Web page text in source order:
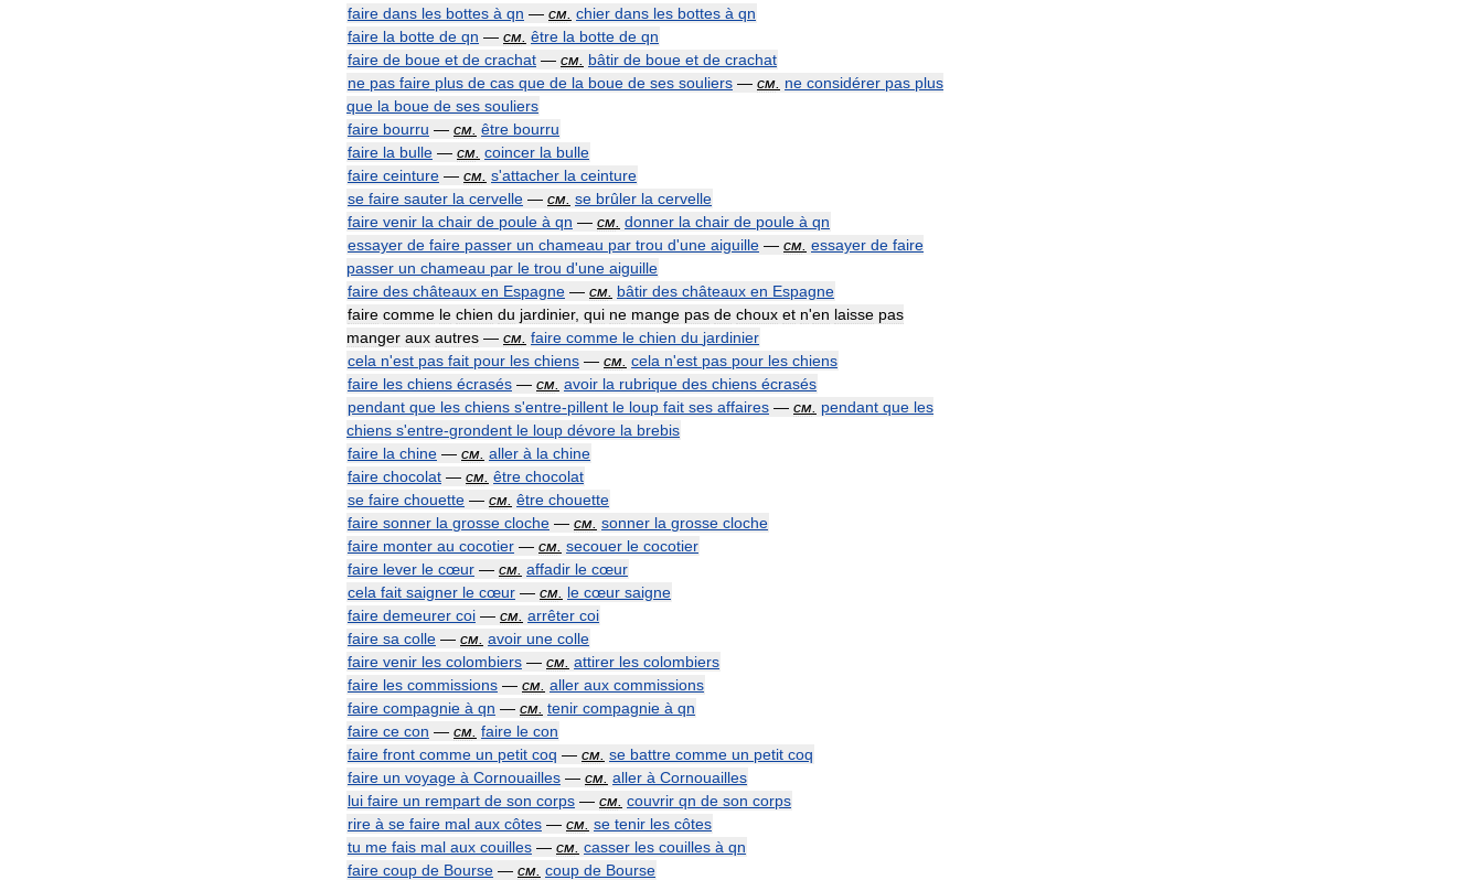
faire dans les bottes à qn — см chier dans les bottes à qn
faire la botte de qn — см être la botte de qn
faire de boue et de crachat — см bâtir de boue et de crachat
ne pas faire plus de cas que de la boue de ses souliers — см ne considérer pas plus
que la boue de ses souliers
faire bourru — см être bourru
faire la bulle — см coincer la bulle
faire ceinture — см s'attacher la ceinture
se faire sauter la cervelle — см se brûler la cervelle
faire venir la chair de poule à qn — см donner la chair de poule à qn
essayer de faire passer un chameau par trou d'une aiguille — см essayer de faire
passer un chameau par le trou d'une aiguille
faire des châteaux en Espagne — см bâtir des châteaux en Espagne
faire comme le chien du jardinier, qui ne mange pas de choux et n'en laisse pas
manger aux autres — см faire comme le chien du jardinier
cela n'est pas fait pour les chiens — см cela n'est pas pour les chiens
faire les chiens écrasés — см avoir la rubrique des chiens écrasés
pendant que les chiens s'entre-pillent le loup fait ses affaires — см pendant que les
chiens s'entre-grondent le loup dévore la brebis
faire la chine — см aller à la chine
faire chocolat — см être chocolat
se faire chouette — см être chouette
faire sonner la grosse cloche — см sonner la grosse cloche
faire monter au cocotier — см secouer le cocotier
faire lever le cœur — см affadir le cœur
cela fait saigner le cœur — см le cœur saigne
faire demeurer coi — см arrêter coi
faire sa colle — см avoir une colle
faire venir les colombiers — см attirer les colombiers
faire les commissions — см aller aux commissions
faire compagnie à qn — см tenir compagnie à qn
faire ce con — см faire le con
faire front comme un petit coq — см se battre comme un petit coq
faire un voyage à Cornouailles — см aller à Cornouailles
lui faire un rempart de son corps — см couvrir qn de son corps
rire à se faire mal aux côtes — см se tenir les côtes
tu me fais mal aux couilles — см casser les couilles à qn
faire coup de Bourse — см coup de Bourse